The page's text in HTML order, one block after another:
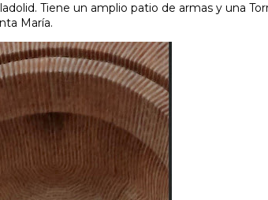
Tiene un amplio patio de armas y una
María.